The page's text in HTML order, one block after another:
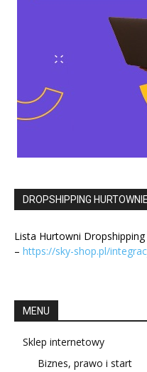
DROPSHIPPING HURTOWNIE
Lista Hurtowni
– https://sky-shop.pl/
MENU
Sklep internetowy
Biznes, prawo i start